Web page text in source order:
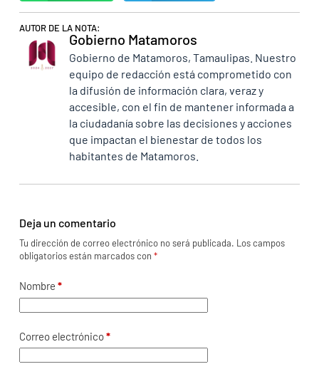
AUTOR DE LA NOTA:
Gobierno Matamoros
Gobierno de Matamoros, Tamaulipas. Nuestro
equipo de redacción está comprometido con
la difusión de información clara, veraz y
accesible, con el fin de mantener informada a
la ciudadanía sobre las decisiones y acciones
que impactan el bienestar de todos los
habitantes de Matamoros.
Deja un comentario
Tu dirección de correo electrónico no será publicada. Los campos
obligatorios están marcados con *
Nombre *
Correo electrónico*